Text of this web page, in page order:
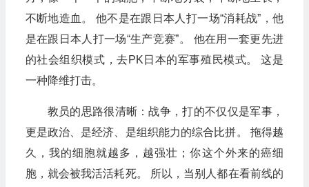
不断地造血。 他不是在跟日本人打一场“消耗战”，他
是在跟日本人打一场“生产竞赛”。 他在用一套更先进
的社会组织模式，去PK日本的军事殖民模式。 这是
一种降维打击。
教员的思路很清晰：战争，打的不仅仅是军事，
更是政治、是经济、是组织能力的综合比拼。 拖得越
久，我的细胞就越多，越强壮；你这个外来的癌细
胞，就会被我活活耗死。 所以，当别人都在看前线的